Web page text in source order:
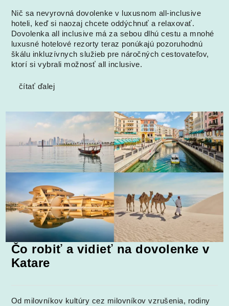
Nič sa nevyrovná dovolenke v luxusnom all-inclusive
hoteli, keď si naozaj chcete oddýchnuť a relaxovať.
Dovolenka all inclusive má za sebou dlhú cestu a mnohé
luxusné hotelové rezorty teraz ponúkajú pozoruhodnú
škálu inkluzívnych služieb pre náročných cestovateľov,
ktorí si vybrali možnosť all inclusive.
čítať ďalej
Čo robiť a vidieť na dovolenke v
Katare
Od milovníkov kultúry cez milovníkov vzrušenia, rodiny